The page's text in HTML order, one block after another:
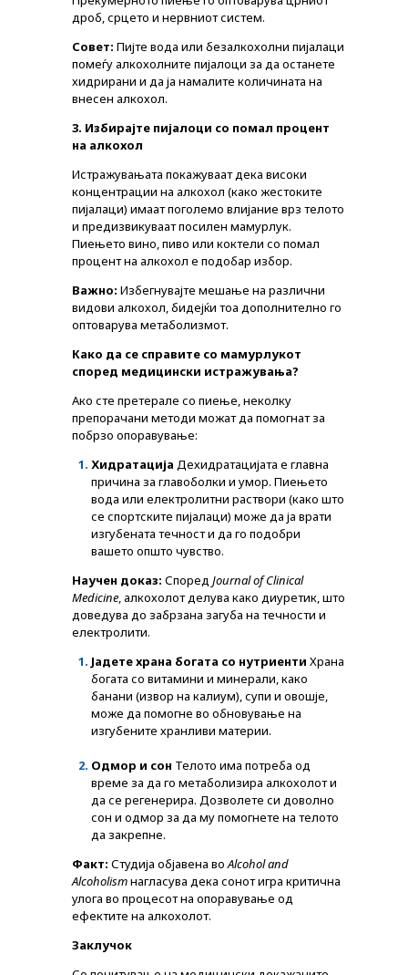
PLUSPHARMA
АПТЕКИ
ПРОМОЦИИ
ПРЕПОРАКИ
СПИСАНИЕ
КАРИЕРА
КОНТАКТ
дроб, срцето и нервниот систем.
Совет: Пијте вода или безалкохолни пијалаци
помеѓу алкохолните пијалоци за да останете
хидрирани и да ја намалите количината на
внесен алкохол.
3. Избирајте пијалоци со помал процент
на алкохол
Истражувањата покажуваат дека високи
концентрации на алкохол (како жестоките
пијалаци) имаат поголемо влијание врз телото
и предизвикуваат посилен мамурлук.
Пиењето вино, пиво или коктели со помал
процент на алкохол е подобар избор.
Важно: Избегнувајте мешање на различни
видови алкохол, бидејќи тоа дополнително го
оптоварува метаболизмот.
Како да се справите со мамурлукот
според медицински истражувања?
Ако сте претерале со пиење, неколку
препорачани методи можат да помогнат за
побрзо опоравување:
Хидратација Дехидратацијата е главна
причина за главоболки и умор. Пиењето
вода или електролитни раствори (како што
се спортските пијалаци) може да ја врати
изгубената течност и да го подобри
вашето општо чувство.
Научен доказ: Според Journal of Clinical
Medicine, алкохолот делува како диуретик, што
доведува до забрзана загуба на течности и
електролити.
Јадете храна богата со нутриенти Храна
богата со витамини и минерали, како
банани (извор на калиум), супи и овошје,
може да помогне во обновување на
изгубените хранливи материи.
Одмор и сон Телото има потреба од
време за да го метаболизира алкохолот и
да се регенерира. Дозволете си доволно
сон и одмор за да му помогнете на телото
да закрепне.
Факт: Студија објавена воAlcohol and
Alcoholismнагласува дека сонот игра критична
улога во процесот на опоравување од
ефектите на алкохолот.
Заклучок